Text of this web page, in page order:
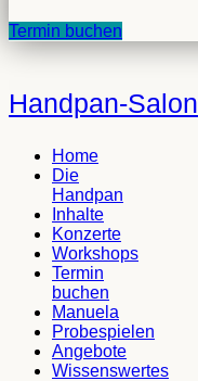
Termin buchen
Handpan-Salon
Home
Die
Handpan
Inhalte
Konzerte
Workshops
Termin
buchen
Manuela
Probespielen
Angebote
Wissenswertes